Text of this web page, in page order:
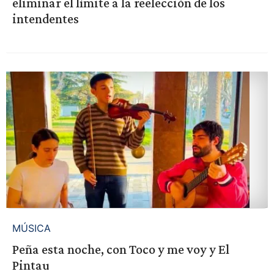
intendentes
MÚSICA
Peña esta noche, con Toco y me voy y El
Pintau